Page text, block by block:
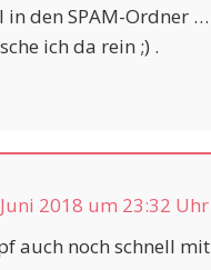
in den SPAM-Ordner
ich da rein ;) .
2018 um 23:32 Uhr
auch noch schnell